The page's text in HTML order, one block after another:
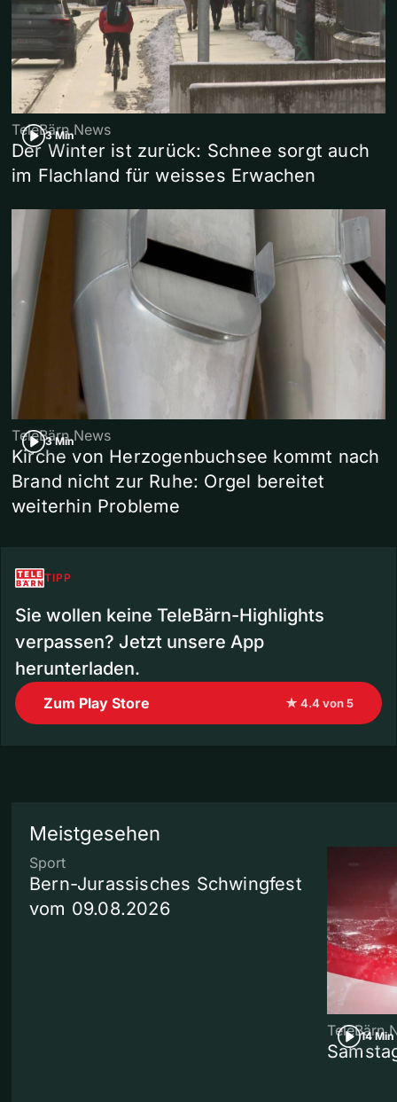
3 Min
TeleBärn News
Der Winter ist zurück: Schnee sorgt auch
im Flachland für weisses Erwachen
3 Min
TeleBärn News
Kirche von Herzogenbuchsee kommt nach
Brand nicht zur Ruhe: Orgel bereitet
weiterhin Probleme
TIPP
Sie wollen keine TeleBärn-Highlights
verpassen? Jetzt unsere App
herunterladen.
Zum Play Store ★ 4.4 von 5
Meistgesehen
Sport
Bern-Jurassisches Schwingfest
vom 09.08.2026
14 Min
TeleBärn